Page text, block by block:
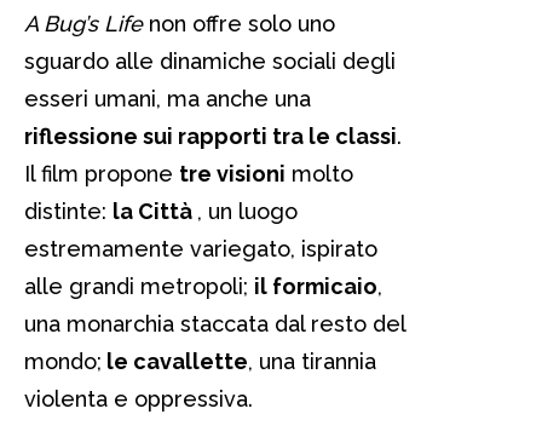
A Bug’s Lifenon offre solo uno
sguardo alle dinamiche sociali degli
esseri umani, ma anche una
riflessione sui rapporti tra le classi.
Il film propone tre visioni molto
distinte: la Città , un luogo
estremamente variegato, ispirato
alle grandi metropoli; il formicaio,
una monarchia staccata dal resto del
mondo; le cavallette, una tirannia
violenta e oppressiva.